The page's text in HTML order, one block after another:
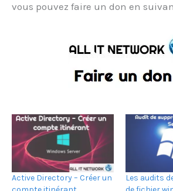
vous pouvez faire un don en
Active Directory – Créer un
Les audits